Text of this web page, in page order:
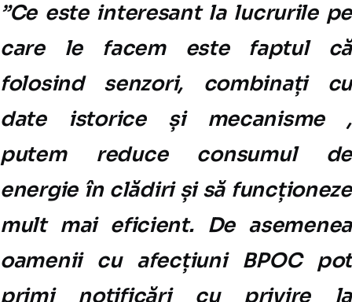
”Ce este interesant la lucrurile pe
care le facem este faptul că
folosind senzori, combinați cu
date istorice și mecanisme ,
putem reduce consumul de
energie în clădiri și să funcționeze
mult mai eficient. De asemenea
oamenii cu afecțiuni BPOC pot
primi notificări cu privire la